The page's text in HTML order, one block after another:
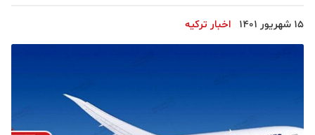
15 شهریور 1401 اخبار ترکیه